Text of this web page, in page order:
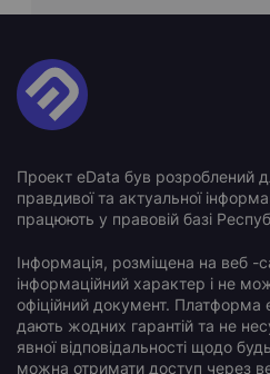
Проект eData був розроблений
правдивої та актуальної
працюють у правовій базі
Інформація, розміщена на веб -
інформаційний характер і не
офіційний документ. Платформа
дають жодних гарантій та не
явної відповідальності щодо
можна отримати доступ через